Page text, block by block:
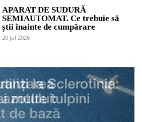
APARAT DE SUDURĂ
SEMIAUTOMAT. Ce trebuie să
știi înainte de cumpărare
20 jul 2026